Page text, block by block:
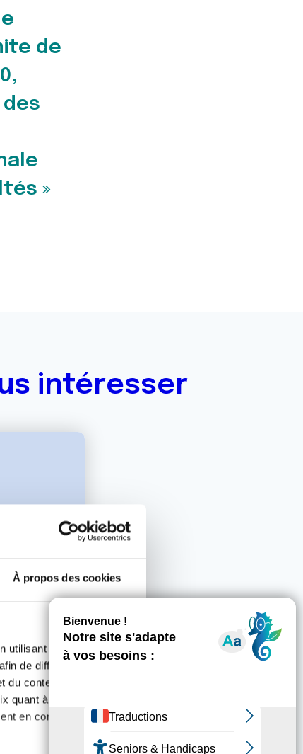
À propos des cookies
utilisant des
de diffuser des
contenu, ainsi que de
quant à l'utilisation de
en consultant la
de
»
intéresser